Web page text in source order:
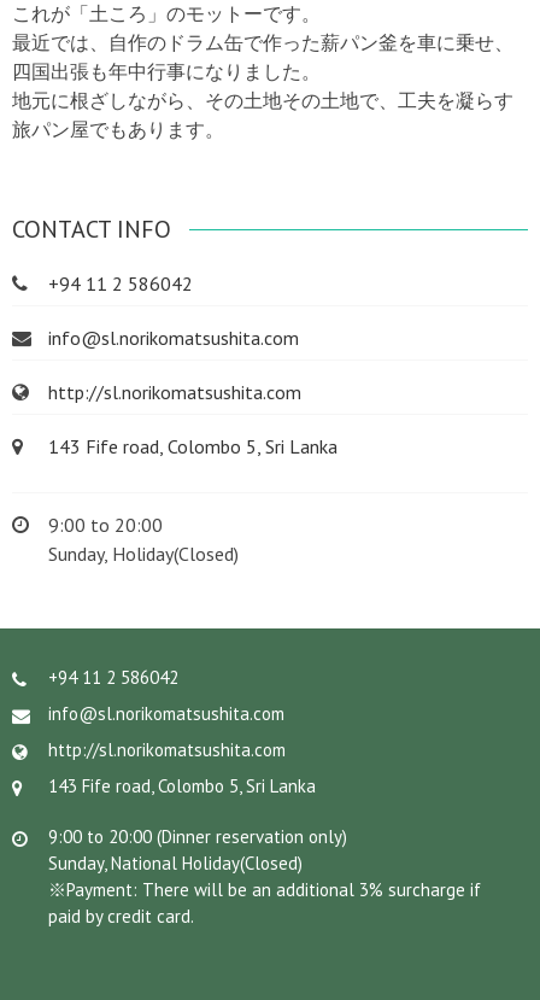
これが「土ころ」のモットーです。
最近では、自作のドラム缶で作った薪パン釜を車に乗せ、
四国出張も年中行事になりました。
地元に根ざしながら、その土地その土地で、工夫を凝らす
旅パン屋でもあります。
CONTACT INFO
+94 11 2 586042
info@sl.norikomatsushita.com
http://sl.norikomatsushita.com
143 Fife road, Colombo 5, Sri Lanka
9:00 to 20:00
Sunday, Holiday(Closed)
+94 11 2 586042
info@sl.norikomatsushita.com
http://sl.norikomatsushita.com
143 Fife road, Colombo 5, Sri Lanka
9:00 to 20:00 (Dinner reservation only)
Sunday, National Holiday(Closed)
※Payment: There will be an additional 3% surcharge if
paid by credit card.